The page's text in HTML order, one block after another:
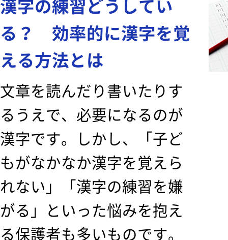
漢字の練習どうしてい
る？ 効率的に漢字を覚
える方法とは
文章を読んだり書いたりす
るうえで、必要になるのが
漢字です。しかし、「子ど
もがなかなか漢字を覚えら
れない」「漢字の練習を嫌
がる」といった悩みを抱え
る保護者も多いものです。